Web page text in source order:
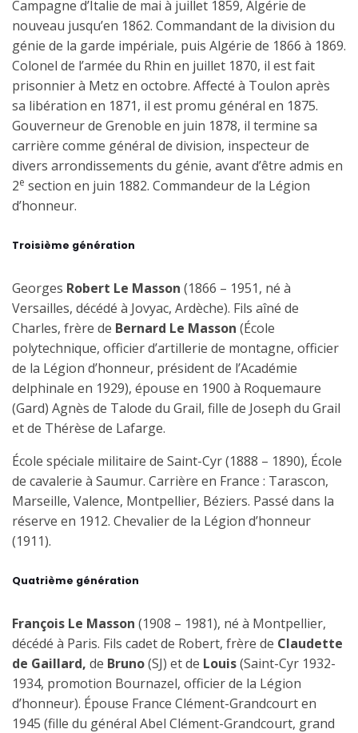
Campagne d’Italie de mai à juillet 1859, Algérie de
nouveau jusqu’en 1862. Commandant de la division du
génie de la garde impériale, puis Algérie de 1866 à 1869.
Colonel de l’armée du Rhin en juillet 1870, il est fait
prisonnier à Metz en octobre. Affecté à Toulon après
sa libération en 1871, il est promu général en 1875.
Gouverneur de Grenoble en juin 1878, il termine sa
carrière comme général de division, inspecteur de
divers arrondissements du génie, avant d’être admis en
2e section en juin 1882. Commandeur de la Légion
d’honneur.
Troisième génération
Georges Robert Le Masson (1866 – 1951, né à
Versailles, décédé à Jovyac, Ardèche). Fils aîné de
Charles, frère de Bernard Le Masson (École
polytechnique, officier d’artillerie de montagne, officier
de la Légion d’honneur, président de l’Académie
delphinale en 1929), épouse en 1900 à Roquemaure
(Gard) Agnès de Talode du Grail, fille de Joseph du Grail
et de Thérèse de Lafarge.
École spéciale militaire de Saint-Cyr (1888 – 1890), École
de cavalerie à Saumur. Carrière en France : Tarascon,
Marseille, Valence, Montpellier, Béziers. Passé dans la
réserve en 1912. Chevalier de la Légion d’honneur
(1911).
Quatrième génération
François Le Masson (1908 – 1981), né à Montpellier,
décédé à Paris. Fils cadet de Robert, frère de Claudette
de Gaillard, de Bruno(SJ) et de Louis(Saint-Cyr 1932-
1934, promotion Bournazel, officier de la Légion
d’honneur). Épouse France Clément-Grandcourt en
1945 (fille du général Abel Clément-Grandcourt, grand